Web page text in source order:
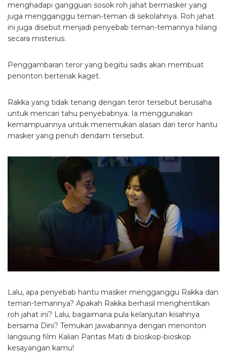
menghadapi gangguan sosok roh jahat bermasker yang
juga mengganggu teman-teman di sekolahnya. Roh jahat
ini juga disebut menjadi penyebab teman-temannya hilang
secara misterius.
Penggambaran teror yang begitu sadis akan membuat
penonton berteriak kaget.
Rakka yang tidak tenang dengan teror tersebut berusaha
untuk mencari tahu penyebabnya. Ia menggunakan
kemampuannya untuk menemukan alasan dari teror hantu
masker yang penuh dendam tersebut.
Lalu, apa penyebab hantu masker mengganggu Rakka dan
teman-temannya? Apakah Rakka berhasil menghentikan
roh jahat ini? Lalu, bagaimana pula kelanjutan kisahnya
bersama Dini? Temukan jawabannya dengan menonton
langsung film Kalian Pantas Mati di bioskop-bioskop
kesayangan kamu!